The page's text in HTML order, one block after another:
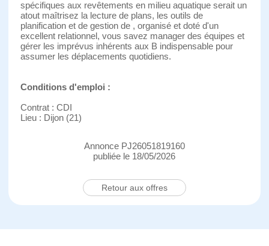
spécifiques aux revêtements en milieu aquatique serait un
atout maîtrisez la lecture de plans, les outils de
planification et de gestion de , organisé et doté d'un
excellent relationnel, vous savez manager des équipes et
gérer les imprévus inhérents aux B indispensable pour
assumer les déplacements quotidiens.
Conditions d'emploi :
Contrat : CDI
Lieu : Dijon (21)
Annonce PJ26051819160
publiée le 18/05/2026
Retour aux offres